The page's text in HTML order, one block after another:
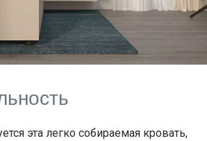
эта легко собираемая кровать,